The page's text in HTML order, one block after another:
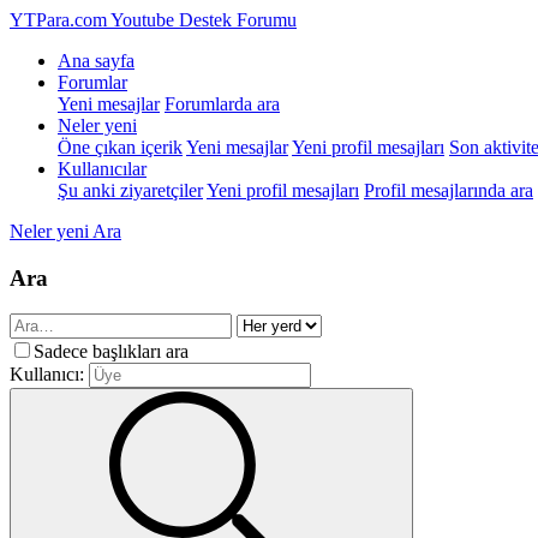
YTPara.comYoutube Destek Forumu
Ana sayfa
Forumlar
Yeni mesajlar Forumlarda ara
Neler yeni
Öne çıkan içerikYeni mesajlarYeni profil mesajları Son
Kullanıcılar
Şu anki ziyaretçilerYeni profil mesajları Profil mesajlarında ara
Neler yeni Ara
Ara
Sadece başlıkları ara
Kullanıcı: